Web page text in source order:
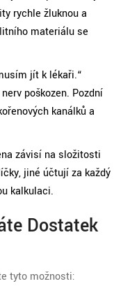
rychle žluknou a
materiálu se
jít k lékaři.“
poškozen. Pozdní
kanálků a
závisí na složitosti
jiné účtují za každý
kalkulaci.
Dostatek
tyto možnosti: